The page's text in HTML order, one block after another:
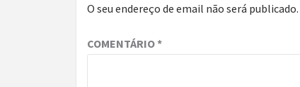
O seu endereço de email não será publicado.
COMENTÁRIO*